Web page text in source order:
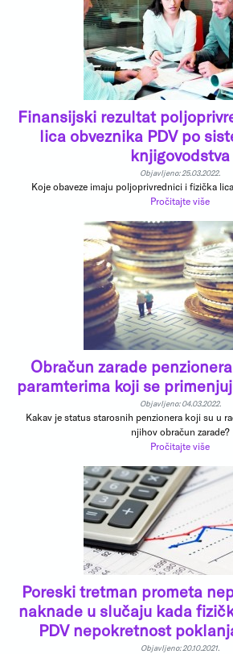
Finansijski rezultat
lica obveznika PDV po
knjigovodstva
Objavljeno: 25.03.2022.
Koje obaveze imaju poljoprivrednici i fizička
Pročitajte više
Obračun zarade
paramterima koji se
Objavljeno: 04.03.2022.
Kakav je status starosnih penzionera koji su u
njihov obračun zarade?
Pročitajte više
Poreski tretman prometa
naknade u slučaju kada
PDV nepokretnost
Objavljeno: 20.10.2021.